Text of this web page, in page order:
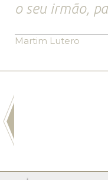
o seu irmão,
Martim Lutero